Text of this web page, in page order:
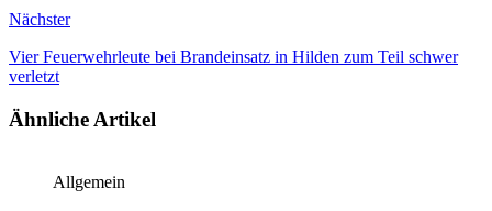
Nächster
Vier Feuerwehrleute bei Brandeinsatz in Hilden zum Teil schwer
verletzt
Ähnliche Artikel
Allgemein